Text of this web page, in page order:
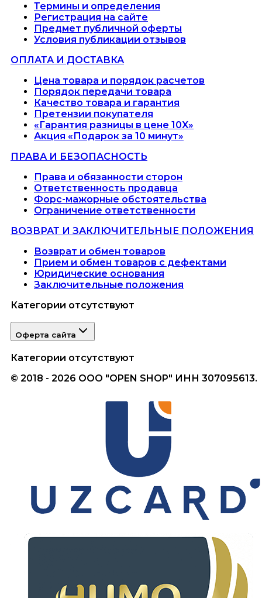
Термины и определения
Регистрация на сайте
Предмет публичной оферты
Условия публикации отзывов
ОПЛАТА И ДОСТАВКА
Цена товара и порядок расчетов
Порядок передачи товара
Качество товара и гарантия
Претензии покупателя
«Гарантия разницы в цене 10X»
Акция «Подарок за 10 минут»
ПРАВА И БЕЗОПАСНОСТЬ
Права и обязанности сторон
Ответственность продавца
Форс-мажорные обстоятельства
Ограничение ответственности
ВОЗВРАТ И ЗАКЛЮЧИТЕЛЬНЫЕ ПОЛОЖЕНИЯ
Возврат и обмен товаров
Прием и обмен товаров с дефектами
Юридические основания
Заключительные положения
Категории отсутствуют
Оферта сайта
Категории отсутствуют
© 2018 - 2026 ООО "OPEN SHOP" ИНН 307095613.